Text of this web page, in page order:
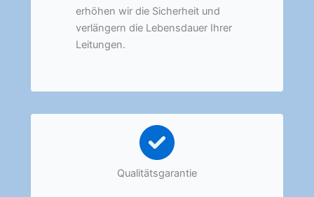
erhöhen wir die Sicherheit und
verlängern die Lebensdauer Ihrer
Leitungen.
Qualitätsgarantie